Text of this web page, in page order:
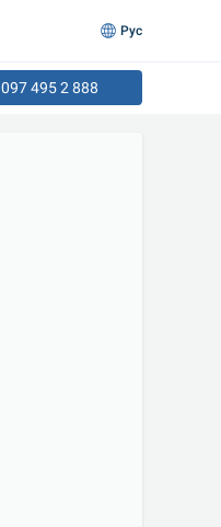
097 495 2 888
Рус